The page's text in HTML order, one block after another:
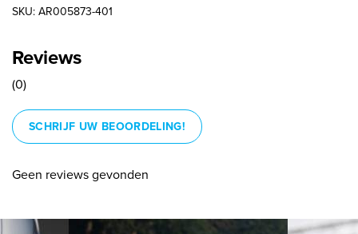
SKU: AR005873-401
Reviews
(0)
SCHRIJF UW BEOORDELING!
Geen reviews gevonden